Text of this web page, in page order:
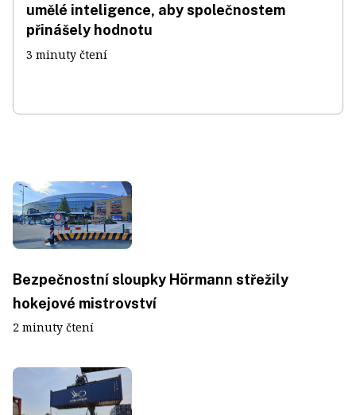
umělé inteligence, aby společnostem
přinášely hodnotu
3 minuty čtení
Bezpečnostní sloupky Hörmann střežily
hokejové mistrovství
2 minuty čtení